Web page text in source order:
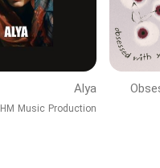
Alya
HM Music Production